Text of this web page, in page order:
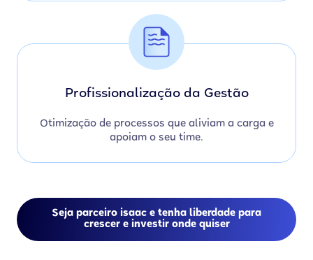
Profissionalização da Gestão
Otimização de processos que aliviam a carga e
apoiam o seu time.
Seja parceiro isaac e tenha liberdade para
crescer e investir onde quiser